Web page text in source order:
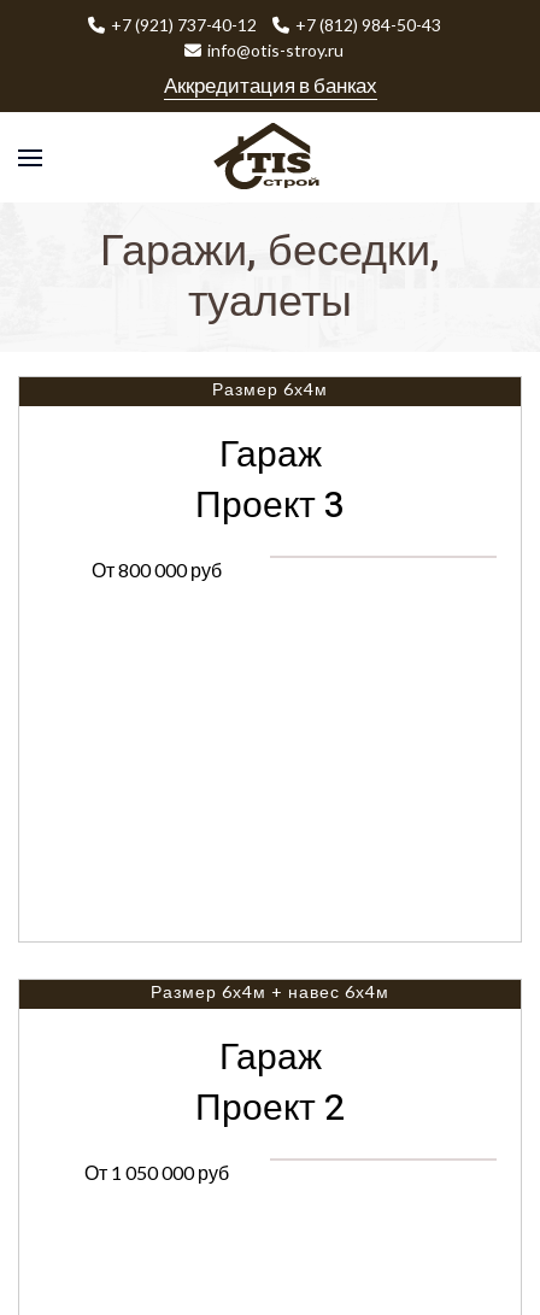
+7 (921) 737-40-12
+7 (812) 984-50-43
info@otis-stroy.ru
Аккредитация в банках
Гаражи, беседки,
туалеты
Размер 6х4м
Гараж
Проект 3
От800 000 руб
Размер 6х4м + навес 6х4м
Гараж
Проект 2
От 1 050 000 руб